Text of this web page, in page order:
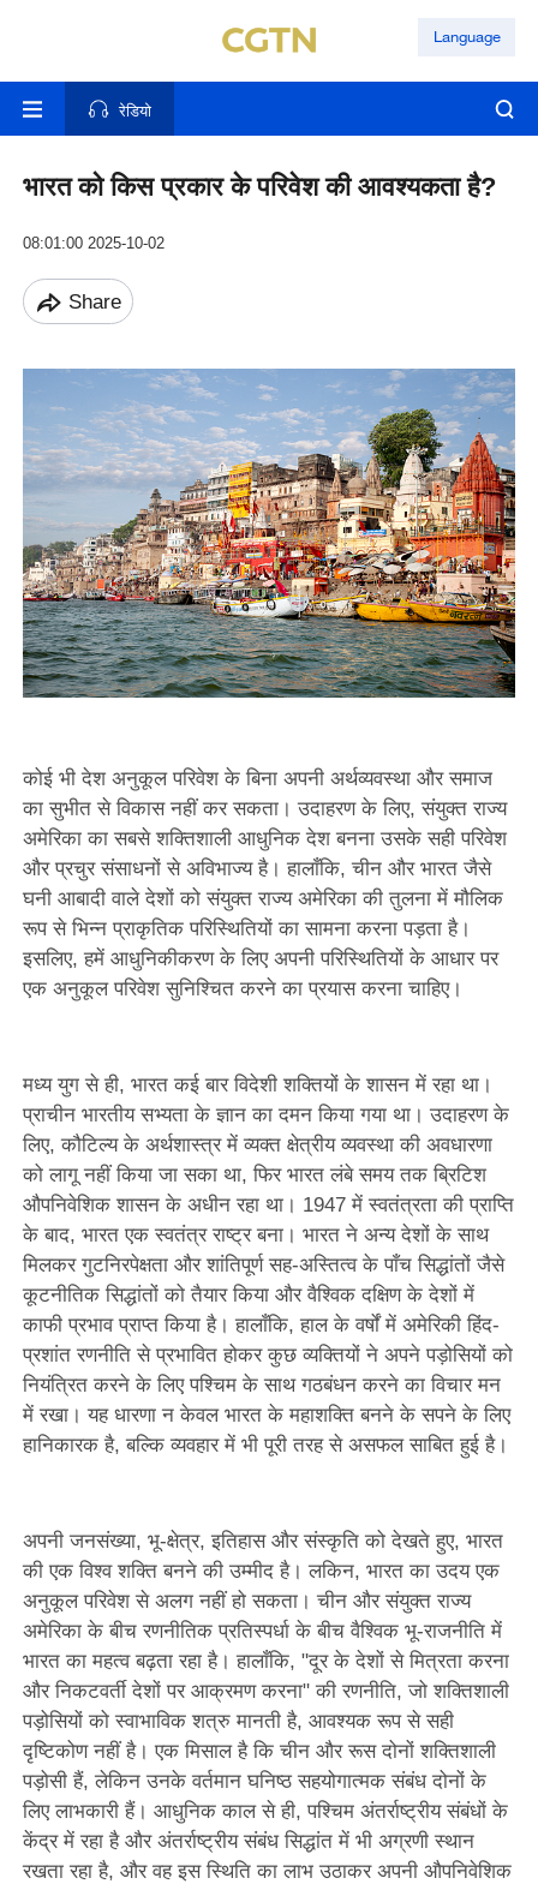
Language
रेडियो
भारत को किस प्रकार के परिवेश की आवश्यकता है?
08:01:00 2025-10-02
Share
कोई भी देश अनुकूल परिवेश के बिना अपनी अर्थव्यवस्था और समाज
का सुभीत से विकास नहीं कर सकता। उदाहरण के लिए, संयुक्त राज्य
अमेरिका का सबसे शक्तिशाली आधुनिक देश बनना उसके सही परिवेश
और प्रचुर संसाधनों से अविभाज्य है। हालाँकि, चीन और भारत जैसे
घनी आबादी वाले देशों को संयुक्त राज्य अमेरिका की तुलना में मौलिक
रूप से भिन्न प्राकृतिक परिस्थितियों का सामना करना पड़ता है।
इसलिए, हमें आधुनिकीकरण के लिए अपनी परिस्थितियों के आधार पर
एक अनुकूल परिवेश सुनिश्चित करने का प्रयास करना चाहिए।
मध्य युग से ही, भारत कई बार विदेशी शक्तियों के शासन में रहा था।
प्राचीन भारतीय सभ्यता के ज्ञान का दमन किया गया था। उदाहरण के
लिए, कौटिल्य के अर्थशास्त्र में व्यक्त क्षेत्रीय व्यवस्था की अवधारणा
को लागू नहीं किया जा सका था, फिर भारत लंबे समय तक ब्रिटिश
औपनिवेशिक शासन के अधीन रहा था। 1947 में स्वतंत्रता की प्राप्ति
के बाद, भारत एक स्वतंत्र राष्ट्र बना। भारत ने अन्य देशों के साथ
मिलकर गुटनिरपेक्षता और शांतिपूर्ण सह-अस्तित्व के पाँच सिद्धांतों जैसे
कूटनीतिक सिद्धांतों को तैयार किया और वैश्विक दक्षिण के देशों में
काफी प्रभाव प्राप्त किया है। हालाँकि, हाल के वर्षों में अमेरिकी हिंद-
प्रशांत रणनीति से प्रभावित होकर कुछ व्यक्तियों ने अपने पड़ोसियों को
नियंत्रित करने के लिए पश्चिम के साथ गठबंधन करने का विचार मन
में रखा। यह धारणा न केवल भारत के महाशक्ति बनने के सपने के लिए
हानिकारक है, बल्कि व्यवहार में भी पूरी तरह से असफल साबित हुई है।
अपनी जनसंख्या, भू-क्षेत्र, इतिहास और संस्कृति को देखते हुए, भारत
की एक विश्व शक्ति बनने की उम्मीद है। लकिन, भारत का उदय एक
अनुकूल परिवेश से अलग नहीं हो सकता। चीन और संयुक्त राज्य
अमेरिका के बीच रणनीतिक प्रतिस्पर्धा के बीच वैश्विक भू-राजनीति में
भारत का महत्व बढ़ता रहा है। हालाँकि, "दूर के देशों से मित्रता करना
और निकटवर्ती देशों पर आक्रमण करना" की रणनीति, जो शक्तिशाली
पड़ोसियों को स्वाभाविक शत्रु मानती है, आवश्यक रूप से सही
दृष्टिकोण नहीं है। एक मिसाल है कि चीन और रूस दोनों शक्तिशाली
पड़ोसी हैं, लेकिन उनके वर्तमान घनिष्ठ सहयोगात्मक संबंध दोनों के
लिए लाभकारी हैं। आधुनिक काल से ही, पश्चिम अंतर्राष्ट्रीय संबंधों के
केंद्र में रहा है और अंतर्राष्ट्रीय संबंध सिद्धांत में भी अग्रणी स्थान
रखता रहा है, और वह इस स्थिति का लाभ उठाकर अपनी औपनिवेशिक